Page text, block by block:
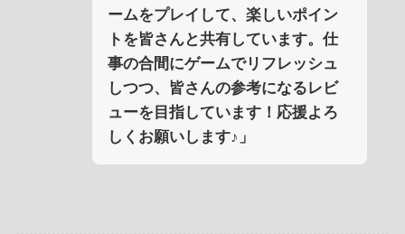
ームをプレイして、楽しいポイン
トを皆さんと共有しています。仕
事の合間にゲームでリフレッシュ
しつつ、皆さんの参考になるレビ
ューを目指しています！応援よろ
しくお願いします♪」